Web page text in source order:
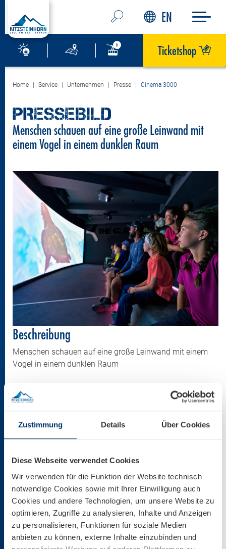
Zustimmung Details Über Cookies
Diese Webseite verwendet Cookies
Wir verwenden für die Funktion der Website technisch
notwendige Cookies sowie mit Ihrer Einwilligung auch
Cookies und andere Technologien, um unsere Website zu
optimieren, Zugriffe zu analysieren, Inhalte und Anzeigen
zu personalisieren, Funktionen für soziale Medien
anbieten zu können, externe Inhalte einzubinden und
Ticketshop
EN
Home Service Unternehmen Presse Cinema 3000
PRESSEBILD
Menschen schauen auf eine große Leinwand mit
einem Vogel in einem dunklen Raum
Beschreibung
Menschen schauen auf eine große Leinwand mit einem
Vogel in einem dunklen Raum
Copyright
2,35 MB
Download